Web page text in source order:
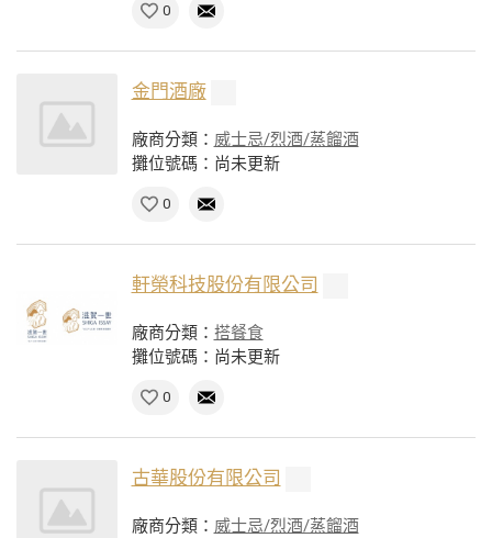
0
金門酒廠
廠商分類： 威士忌/烈酒/蒸餾酒
攤位號碼：尚未更新
0
軒榮科技股份有限公司
廠商分類： 搭餐食
攤位號碼：尚未更新
0
古華股份有限公司
廠商分類： 威士忌/烈酒/蒸餾酒